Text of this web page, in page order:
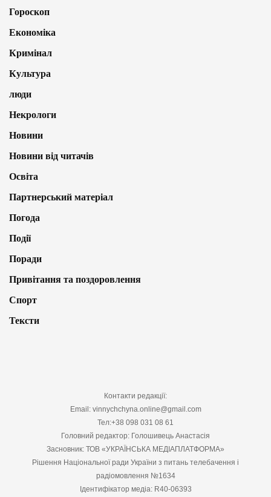
Гороскоп
Економіка
Кримінал
Культура
люди
Некрологи
Новини
Новини від читачів
Освіта
Партнерський матеріал
Погода
Події
Поради
Привітання та поздоровлення
Спорт
Тексти
Контакти редакції:
Email: vinnychchyna.online@gmail.com
Тел:+38 098 031 08 61
Головний редактор: Голошивець Анастасія
Засновник: ТОВ «УКРАЇНСЬКА МЕДІАПЛАТФОРМА»
Рішення Національної ради України з питань телебачення і
радіомовлення №1634
Ідентифікатор медіа: R40-06393